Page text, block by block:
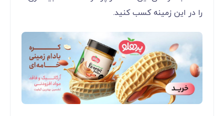
را در این زمینه کسب کنید.